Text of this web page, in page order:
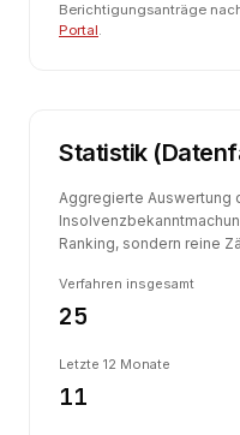
Berichtigungsanträge
Portal.
Statistik
Aggregierte Auswertung
Ranking, sondern reine
Verfahren insgesamt
25
Letzte 12 Monate
11